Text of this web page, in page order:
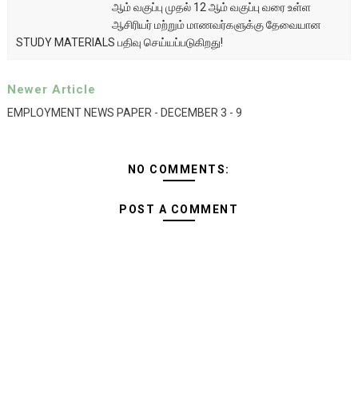
ஆம் வகுப்பு முதல் 12 ஆம் வகுப்பு வரை உள்ள
ஆசிரியர் மற்றும் மாணவர்களுக்கு தேவையான
STUDY MATERIALS பதிவு செய்யப்படுகிறது!
Newer Article
EMPLOYMENT NEWS PAPER - DECEMBER 3 - 9
NO COMMENTS:
POST A COMMENT